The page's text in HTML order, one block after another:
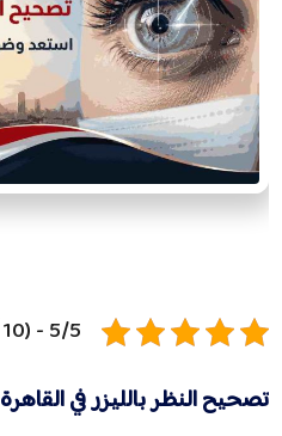
5/5 - (10 أصوات)
تصحيح النظر بالليزر في القاهرة